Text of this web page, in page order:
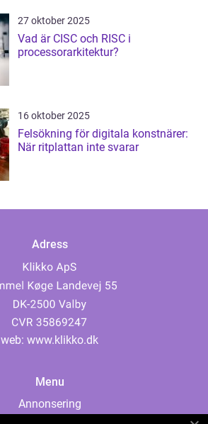
27 oktober 2025
Vad är CISC och RISC i
processorarkitektur?
16 oktober 2025
Felsökning för digitala konstnärer:
När ritplattan inte svarar
Adress
web: www.klikko.dk
Menu
Annonsering